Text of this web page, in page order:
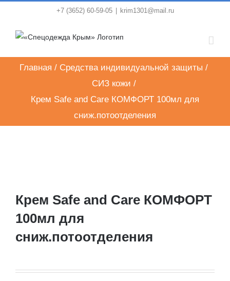
content
+7 (3652) 60-59-05 krim1301@mail.ru
Главная / Средства индивидуальной защиты /
СИЗ кожи /
Крем Safe and Care КОМФОРТ 100мл для
сниж.потоотделения
Крем Safe and Care КОМФОРТ
100мл для
сниж.потоотделения